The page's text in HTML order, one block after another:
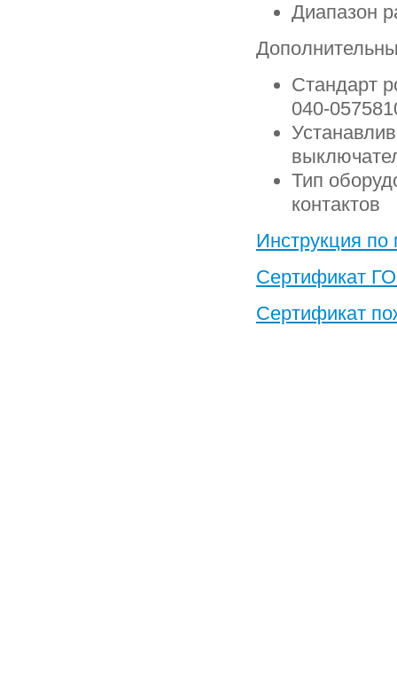
Диапазон
Стандарт
040-
Тип
контактов
Инструкция
Сертификат
Сертификат